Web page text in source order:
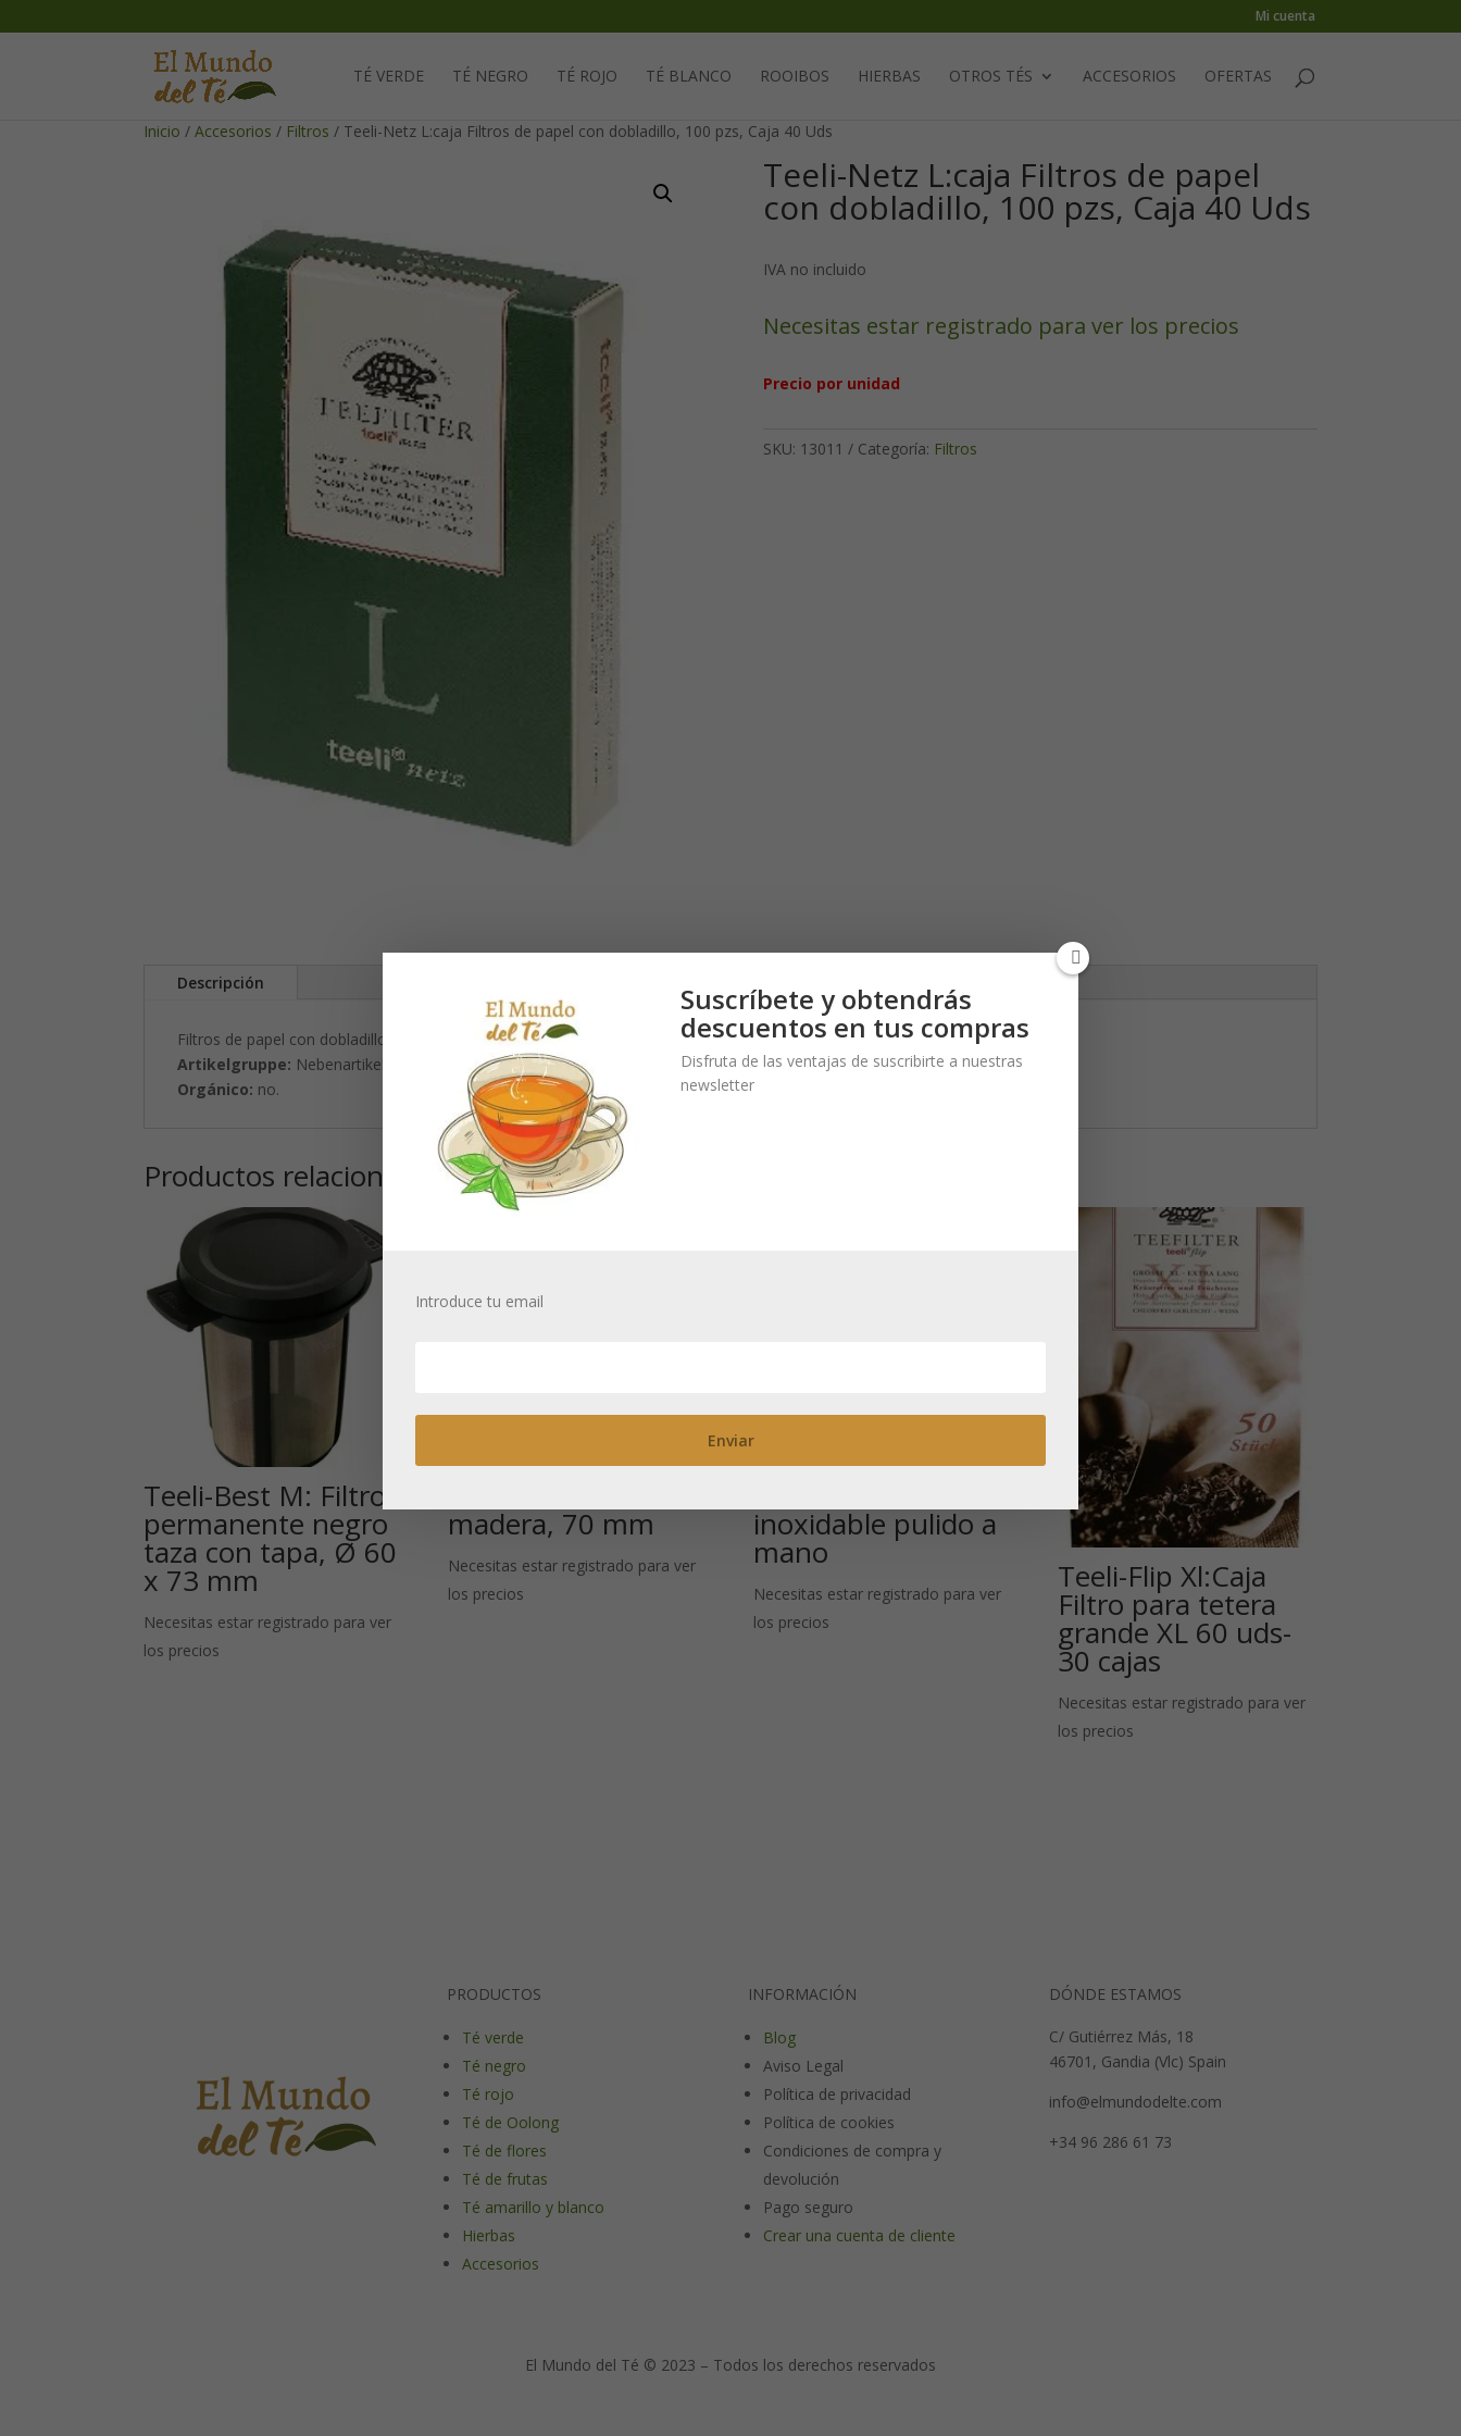
Mi cuenta
TÉ VERDE TÉ NEGRO TÉ ROJO TÉ BLANCO ROOIBOS HIERBAS OTROS TÉS ACCESORIOS OFERTAS
Inicio / Accesorios / Filtros / Teeli-Netz L:caja Filtros de papel con dobladillo, 100 pzs, Caja 40 Uds
Teeli-Netz L:caja Filtros de papel
con dobladillo, 100 pzs, Caja 40 Uds
IVA no incluido
Necesitas estar registrado para ver los precios
Precio por unidad
SKU: 13011 Categoría: Filtros
Descripción
Filtros de papel con dobladillo, 100 pzs, blanqueados sin cloro.
Artikelgruppe: Nebenartikel.
Orgánico: no.
Productos relacionados
Teeli-Best M: Filtro
permanente negro
taza con tapa, Ø 60
x 73 mm
Necesitas estar registrado para ver
los precios
madera, 70 mm
Necesitas estar registrado para ver
los precios
inoxidable pulido a
mano
Necesitas estar registrado para ver
los precios
Teeli-Flip Xl:Caja
Filtro para tetera
grande XL 60 uds-
30 cajas
Necesitas estar registrado para ver
los precios
PRODUCTOS
Té verde
Té negro
Té rojo
Té de Oolong
Té de flores
Té de frutas
Té amarillo y blanco
Hierbas
Accesorios
INFORMACIÓN
Blog
Aviso Legal
Política de privacidad
Política de cookies
Condiciones de compra y
devolución
Pago seguro
Crear una cuenta de cliente
DÓNDE ESTAMOS
C/ Gutiérrez Más, 18
46701, Gandia (Vlc) Spain
info@elmundodelte.com
+34 96 286 61 73
El Mundo del Té © 2023 – Todos los derechos reservados
Suscríbete y obtendrás
descuentos en tus compras
Disfruta de las ventajas de suscribirte a nuestras
newsletter
Introduce tu email